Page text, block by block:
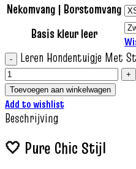
Nekomvang | Borstomvang
Basis kleur leer
Leren Hondentuigje Met
Toevoegen aan winkelwagen
Add to wishlist
Beschrijving
🤍 Pure Chic Stijl